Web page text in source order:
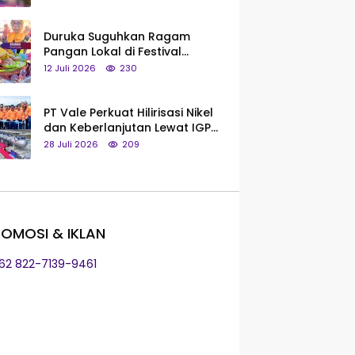
Duruka Suguhkan Ragam
Pangan Lokal di Festival
Liangkobhori, Dari Umbi Rebus
12 Juli 2026 230
PT Vale Perkuat Hilirisasi Nikel
dan Keberlanjutan Lewat IGP
Morowali
28 Juli 2026 209
& IKLAN
822-7139-9461